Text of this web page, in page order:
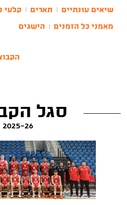
שיאים עונתיים תארים קלעי
מאמני כל הזמנים הישגים
סגל
2025-26